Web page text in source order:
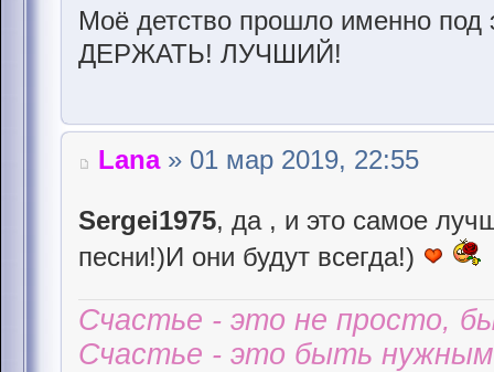
Моё детство прошло именно под
ДЕРЖАТЬ! ЛУЧШИЙ!
Lana» 01 мар 2019, 22:55
Sergei1975, да , и это самое
песни!)И они будут всегда!)
Счастье - это не просто,
Счастье - это быть